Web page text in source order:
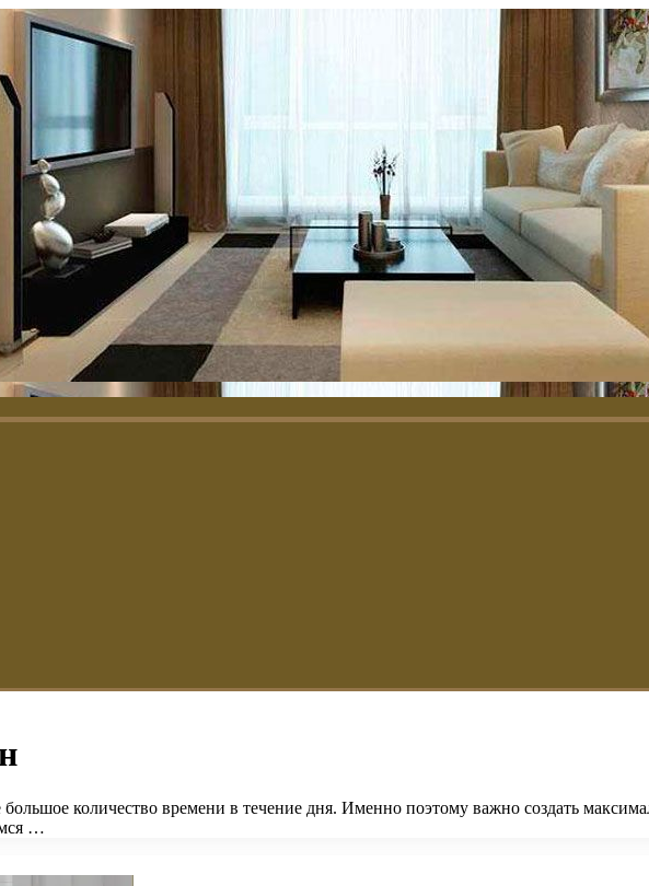
количество времени в течение дня. Именно поэтому важно создать
…